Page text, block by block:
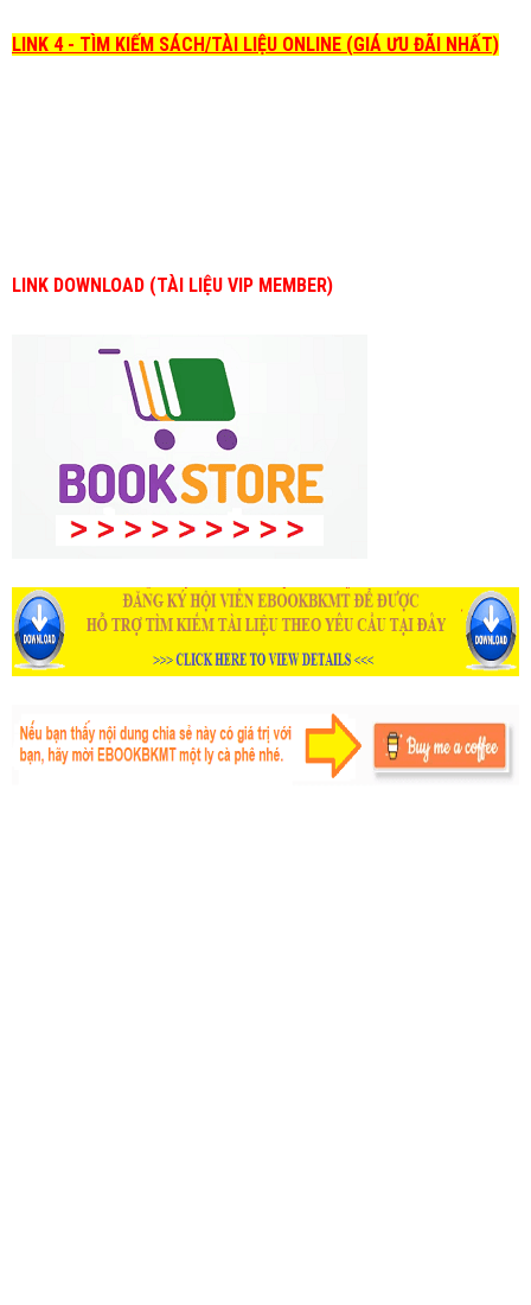
LINK 4 - TÌM KIẾM SÁCH/TÀI LIỆU ONLINE (GIÁ ƯU ĐÃI NHẤT)
LINK DOWNLOAD (TÀI LIỆU VIP MEMBER)